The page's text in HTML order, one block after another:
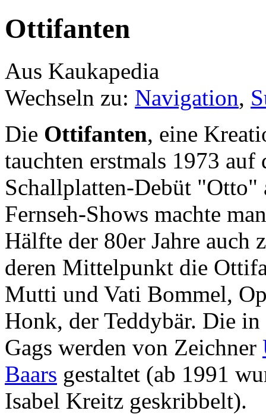
Ottifanten
Aus Kaukapedia
Wechseln zu: Navigation,
Die Ottifanten, eine
tauchten erstmals 1973 auf
Schallplatten-Debüt
Fernseh-Shows machte
Hälfte der 80er Jahre
deren Mittelpunkt die
Mutti und Vati Bommel,
Honk, der Teddybär. Die
Gags werden von Zeichner
Baars gestaltet (ab 1991
Isabel Kreitz geskribbelt).